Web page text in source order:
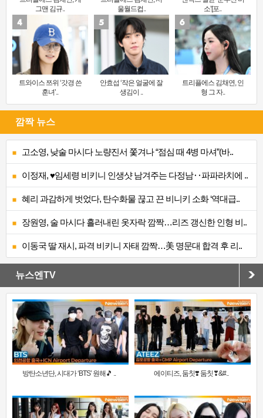
그맨 김규..
울월드컵..
소’[포..
트와이스 쯔위 ‘갓경 쓴
훈녀’..
안효섭 ‘작은 얼굴에 잘
생김이 ..
트리플에스 김채연, 인
형 그 자..
깜짝 뉴스
고소영, 낮술 마시다 노량진서 쫓겨나 “점심 때 4병 마셔”(바..
이정재, ♥임세령 비키니 인생샷 남겨주는 다정남‥파파라치에 ..
혜리 과감하게 벗었다, 탄수화물 끊고 끈 비니키 소화 ‘역대급..
장원영, 술 마시다 흘러내린 옷자락 깜짝…리즈 갱신한 인형 비..
이동국 딸 재시, 파격 비키니 자태 깜짝…美 명문대 합격 후 리..
뉴스엔TV
방탄소년단, 시대가 ‘BTS’ 원해🎵 .. 에이티즈, 둠칫❣️ 둠칫❣&#..